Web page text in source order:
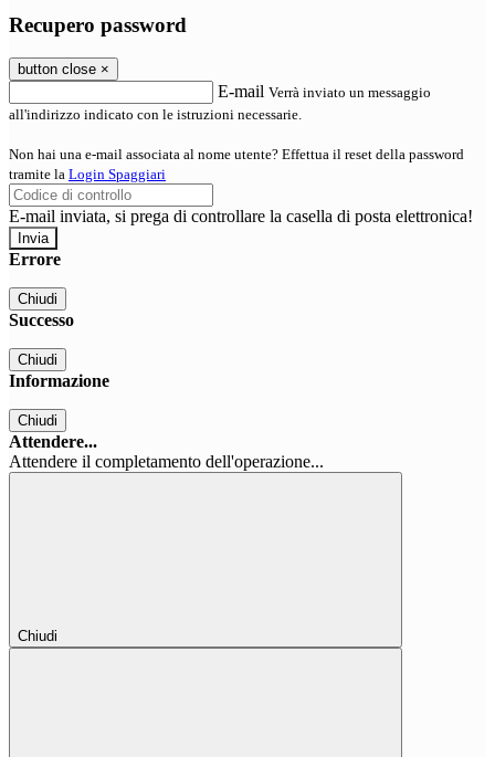
Recupero password
button close ×
E-mail Verrà inviato un messaggio
all'indirizzo indicato con le istruzioni necessarie.
Non hai una e-mail associata al nome utente? Effettua il reset della password
tramite la Login Spaggiari
E-mail inviata, si prega di controllare la casella di posta elettronica!
Errore
Chiudi
Successo
Chiudi
Informazione
Chiudi
Attendere...
Attendere il completamento dell'operazione...
Chiudi